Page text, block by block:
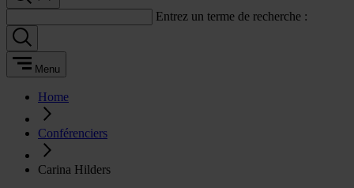
Entrez un terme de recherche :
Menu
Home
Conférenciers
Carina Hilders